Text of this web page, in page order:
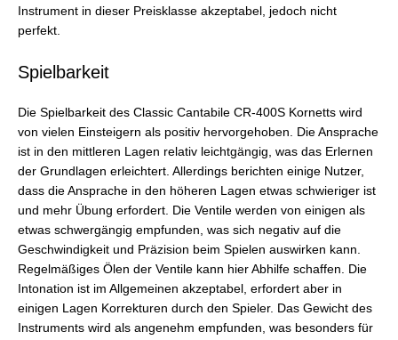
Instrument in dieser Preisklasse akzeptabel, jedoch nicht
perfekt.
Spielbarkeit
Die Spielbarkeit des Classic Cantabile CR-400S Kornetts wird
von vielen Einsteigern als positiv hervorgehoben. Die Ansprache
ist in den mittleren Lagen relativ leichtgängig, was das Erlernen
der Grundlagen erleichtert. Allerdings berichten einige Nutzer,
dass die Ansprache in den höheren Lagen etwas schwieriger ist
und mehr Übung erfordert. Die Ventile werden von einigen als
etwas schwergängig empfunden, was sich negativ auf die
Geschwindigkeit und Präzision beim Spielen auswirken kann.
Regelmäßiges Ölen der Ventile kann hier Abhilfe schaffen. Die
Intonation ist im Allgemeinen akzeptabel, erfordert aber in
einigen Lagen Korrekturen durch den Spieler. Das Gewicht des
Instruments wird als angenehm empfunden, was besonders für